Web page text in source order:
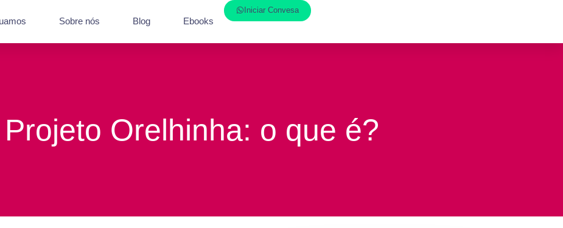
Sobre nós Blog Ebooks
Iniciar Convesa
Projeto Orelhinha: o que é?